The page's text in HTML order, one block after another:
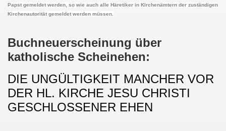
Papst gemeldet werden, so wie auch alle Häretiker in Kirchenämtern der zuständigen
Kirchenautorität gemeldet werden müssen.
Buchneuerscheinung über
katholische Scheinehen:
DIE UNGÜLTIGKEIT MANCHER VOR
DER HL. KIRCHE JESU CHRISTI
GESCHLOSSENER EHEN
den USA
DER IMMERWÄHRENDEN HL. RÖMISCHEN MESSE
der Kirche ÜBER EINEN NICHTKATHOLIKEN, DER
apostolische und römische KIRCHE JESU CHRISTI
RÖMISCH-KATHOLISCHEN DEUTSCHEN ORDEN &